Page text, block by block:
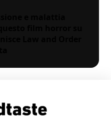
e malattia
film horror su